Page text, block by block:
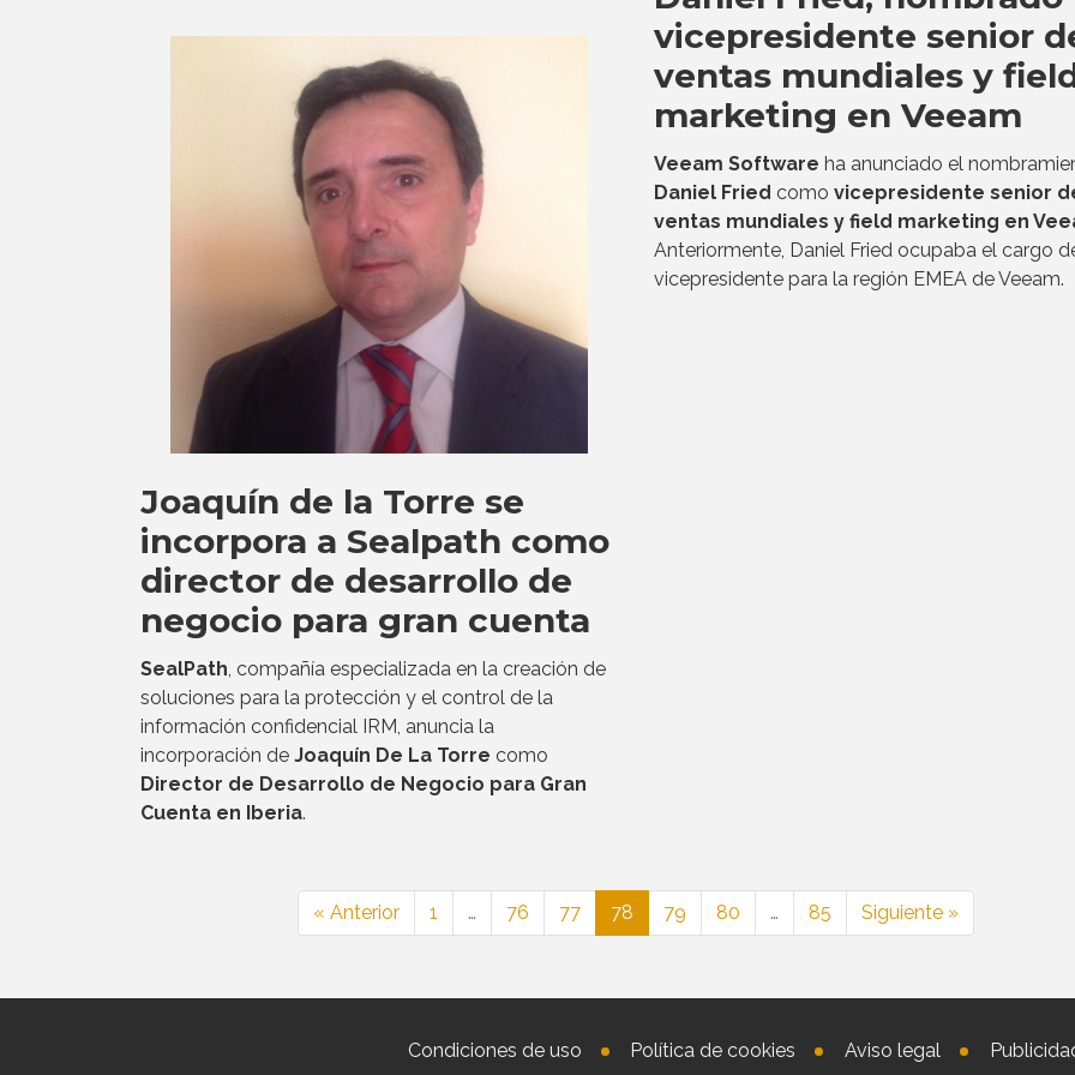
Joaquín de la Torre se
incorpora a Sealpath como
director de desarrollo de
negocio para gran cuenta
SealPath, compañía especializada en la creación de
soluciones para la protección y el control de la
información confidencial IRM, anuncia la
incorporación de Joaquín De La Torre como
Director de Desarrollo de Negocio para Gran
Cuenta en Iberia.
vicepresidente senior
ventas mundiales y
marketing en Veeam
Veeam Software ha anunciado el
Daniel Fried como vicepresidente senior
ventas mundiales y field marketing en
Anteriormente, Daniel Fried ocupaba el cargo
vicepresidente para la región EMEA de Veeam.
« Anterior 1 … 76 77 78 79 80 … 85 Siguiente »
Condiciones de uso Política de cookies Aviso legal